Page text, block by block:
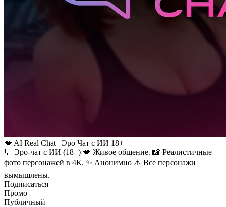
💋 AI Real Chat | Эро Чат с ИИ 18+
💬 Эро-чат с ИИ (18+) 💋 Живое общение. 📸 Реалистичные
фото персонажей в 4К. ✨ Анонимно ⚠️ Все персонажи
вымышлены.
Подписаться
Промо
Публичный